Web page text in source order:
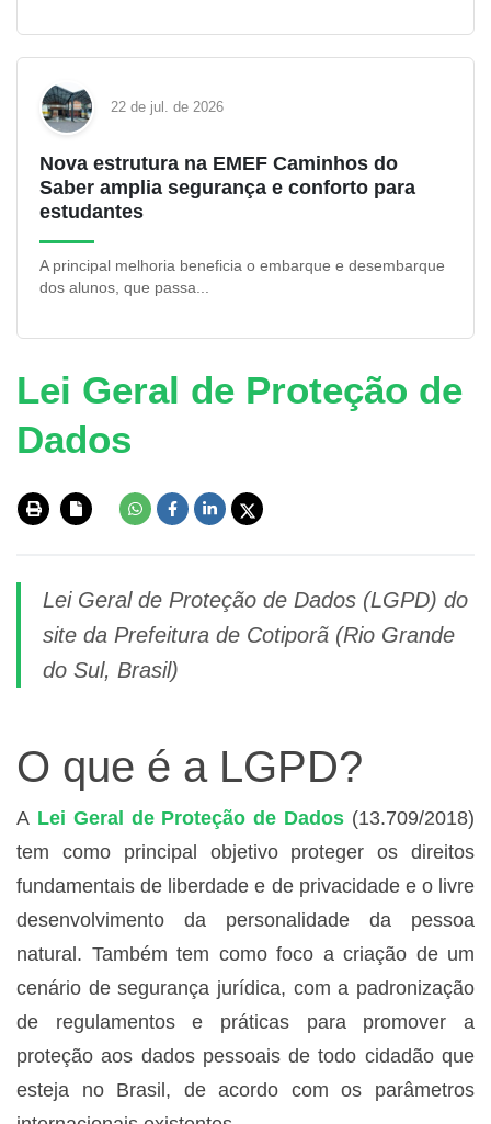
Lei Geral de Proteção de
Dados
Lei Geral de Proteção de Dados (LGPD) do
site da Prefeitura de Cotiporã (Rio Grande
do Sul, Brasil)
O que é a LGPD?
A Lei Geral de Proteção de Dados (13.709/2018)
tem como principal objetivo proteger os direitos
fundamentais de liberdade e de privacidade e o livre
desenvolvimento da personalidade da pessoa
natural. Também tem como foco a criação de um
cenário de segurança jurídica, com a padronização
de regulamentos e práticas para promover a
proteção aos dados pessoais de todo cidadão que
esteja no Brasil, de acordo com os parâmetros
22 de jul. de 2026
Nova estrutura na EMEF Caminhos do
Saber amplia segurança e conforto para
estudantes
A principal melhoria beneficia o embarque e desembarque
dos alunos, que passa...